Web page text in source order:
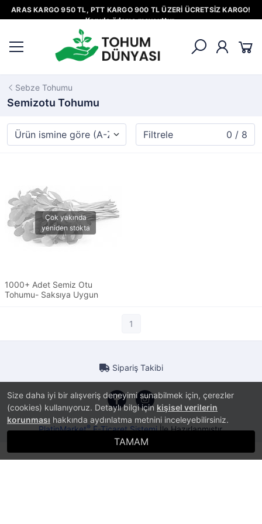
ARAS KARGO 950 TL, PTT KARGO 900 TL ÜZERİ ÜCRETSİZ KARGO!
Kapıda ödeme mevcuttur.
Size daha iyi bir alışveriş deneyimi sunabilmek için, çerezler
(cookies) kullanıyoruz. Detaylı bilgi için kişisel verilerin
korunması hakkında aydınlatma metnini inceleyebilirsiniz.
TAMAM
Sebze Tohumu
Semizotu Tohumu
Filtrele 0 / 8
1000+ Adet Semiz Otu
Tohumu- Saksıya Uygun
1
Sipariş Takibi
PlatinMarket®E-Ticaret Sistemiİle Hazırlanmıştır.